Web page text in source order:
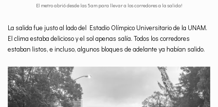
El metro abrió desde las 5am para llevar a los corredores a la salida!
La salida fue justo al lado del Estadio Olímpico Universitario de la UNAM.
El clima estaba delicioso y el sol apenas salía. Todos los corredores
estaban listos, e incluso, algunos bloques de adelante ya habían salido.